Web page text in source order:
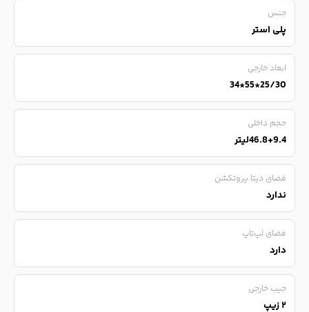
جنس
پلی استر
ابعاد خارجی
25/30*55*34
حجم داخلی
46.8+9.4لیتر
فضای دیتا پروتکشن
ندارد
فضای لپ‌تاپ
دارد
جیب خارجی
۲ زیپ